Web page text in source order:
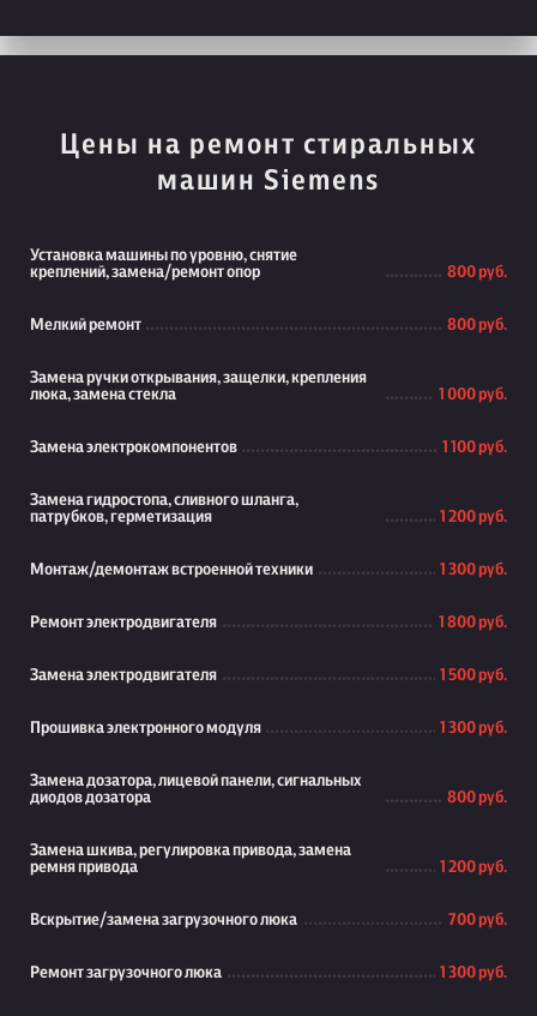
Цены на ремонт стиральных
машин Siemens
Установка машины по уровню, снятие
креплений, замена/ремонт опор
800 руб.
Мелкий ремонт 800 руб.
Замена ручки открывания, защелки, крепления
люка, замена стекла
1 000 руб.
Замена электрокомпонентов 1 100 руб.
Замена гидростопа, сливного шланга,
патрубков, герметизация
1 200 руб.
Монтаж/демонтаж встроенной техники 1 300 руб.
Ремонт электродвигателя 1 800 руб.
Замена электродвигателя 1 500 руб.
Прошивка электронного модуля 1 300 руб.
Замена дозатора, лицевой панели, сигнальных
диодов дозатора
800 руб.
Замена шкива, регулировка привода, замена
ремня привода
1 200 руб.
Вскрытие/замена загрузочного люка 700 руб.
Ремонт загрузочного люка 1 300 руб.